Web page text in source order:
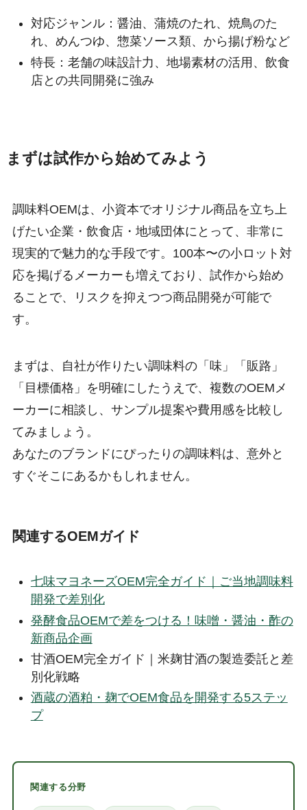
対応ジャンル：醤油、蒲焼のたれ、焼鳥のた
れ、めんつゆ、惣菜ソース類、から揚げ粉など
特長：老舗の味設計力、地場素材の活用、飲食
店との共同開発に強み
まずは試作から始めてみよう
調味料OEMは、小資本でオリジナル商品を立ち上
げたい企業・飲食店・地域団体にとって、非常に
現実的で魅力的な手段です。100本〜の小ロット対
応を掲げるメーカーも増えており、試作から始め
ることで、リスクを抑えつつ商品開発が可能で
す。
まずは、自社が作りたい調味料の「味」「販路」
「目標価格」を明確にしたうえで、複数のOEMメ
ーカーに相談し、サンプル提案や費用感を比較し
てみましょう。
あなたのブランドにぴったりの調味料は、意外と
すぐそこにあるかもしれません。
関連するOEMガイド
七味マヨネーズOEM完全ガイド｜ご当地調味料
開発で差別化
発酵食品OEMで差をつける！味噌・醤油・酢の
新商品企画
甘酒OEM完全ガイド｜米麹甘酒の製造委託と差
別化戦略
酒蔵の酒粕・麹でOEM食品を開発する5ステッ
プ
関連する分野